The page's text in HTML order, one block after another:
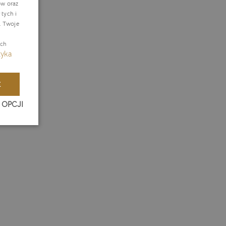
oraz
tych i
Twoje